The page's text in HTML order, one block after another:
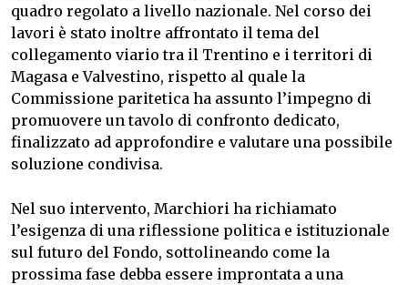
quadro regolato a livello nazionale. Nel corso dei
lavori è stato inoltre affrontato il tema del
collegamento viario tra il Trentino e i territori di
Magasa e Valvestino, rispetto al quale la
Commissione paritetica ha assunto l’impegno di
promuovere un tavolo di confronto dedicato,
finalizzato ad approfondire e valutare una possibile
soluzione condivisa.
Nel suo intervento, Marchiori ha richiamato
l’esigenza di una riflessione politica e istituzionale
sul futuro del Fondo, sottolineando come la
prossima fase debba essere improntata a una